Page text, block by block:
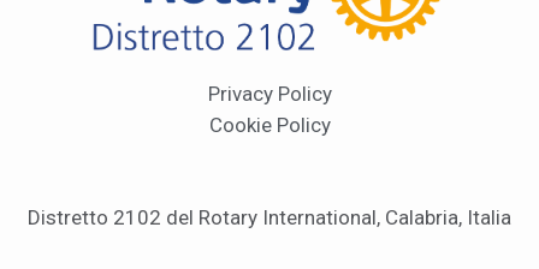
Privacy Policy
Cookie Policy
Distretto 2102 del Rotary International, Calabria, Italia